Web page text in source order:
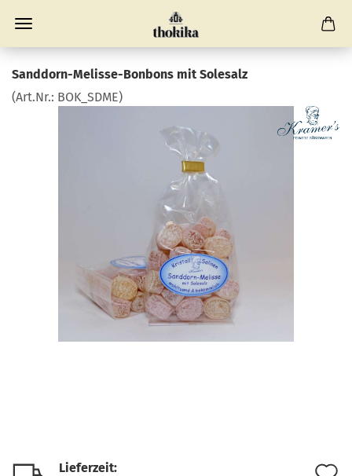
Sanddorn-Melisse-Bonbons mit Solesalz
(Art.Nr.: BOK_SDME)
Lieferzeit: